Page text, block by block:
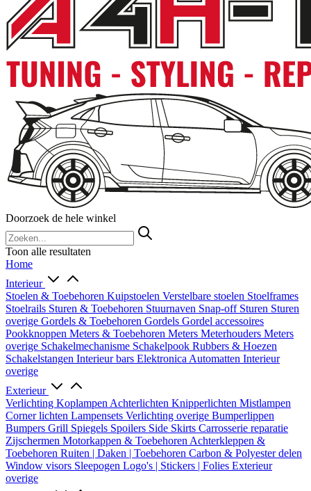
Doorzoek de hele winkel
Toon alle resultaten
Home
Interieur
Stoelen & Toebehoren Kuipstoelen Verstelbare stoelen Stoelframes
Stoelrails Sturen & Toebehoren Stuurnaven Snap-off Sturen Sturen
overige Gordels & Toebehoren Gordels Gordel accessoires
Pookknoppen Meters & Toebehoren Meters Meterhouders Meters
overige Schakelmechanisme Schakelpook Rubbers & Hoezen
Schakelstangen Interieur bars Elektronica Automatten Interieur
overige
Exterieur
Verlichting Koplampen Achterlichten Knipperlichten Mistlampen
Corner lichten Lampensets Verlichting overige Bumperlippen
Bumpers Grill Spiegels Spoilers Side Skirts Carrosserie reparatie
Zijschermen Motorkappen & Toebehoren Achterkleppen &
Toebehoren Ruiten | Daken | Toebehoren Carbon & Polyester delen
Window visors Sleepogen Logo's | Stickers | Folies Exterieur
overige